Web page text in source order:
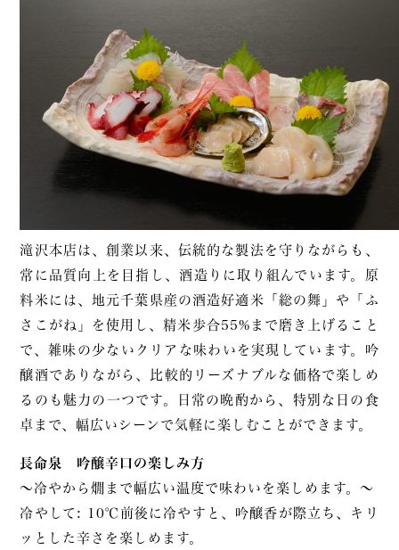
滝沢本店は、創業以来、伝統的な製法を守りながらも、
常に品質向上を目指し、酒造りに取り組んでいます。原
料米には、地元千葉県産の酒造好適米「総の舞」や「ふ
さこがね」を使用し、精米歩合55%まで磨き上げること
で、雑味の少ないクリアな味わいを実現しています。吟
醸酒でありながら、比較的リーズナブルな価格で楽しめ
るのも魅力の一つです。日常の晩酌から、特別な日の食
卓まで、幅広いシーンで気軽に楽しむことができます。
長命泉 吟醸辛口の楽しみ方
～冷やから燗まで幅広い温度で味わいを楽しめます。～
冷やして: 10℃前後に冷やすと、吟醸香が際立ち、キリ
ッとした辛さを楽しめます。